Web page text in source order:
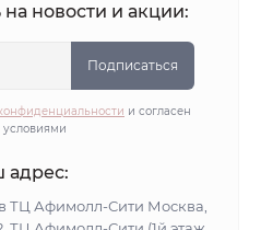
новости и акции:
Подписаться
и согласен
условиями
адрес:
ТЦ Афимолл-Сити Москва,